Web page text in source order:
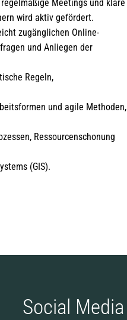
Meetings und klare
wird aktiv gefördert.
zugänglichen Online-
und Anliegen der
Regeln,
und agile Methoden,
Ressourcenschonung
(GIS).
Social Media